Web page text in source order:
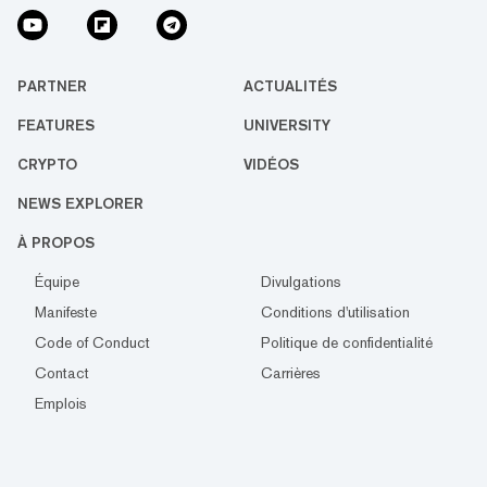
PARTNER ACTUALITÉS
FEATURES UNIVERSITY
CRYPTO VIDÉOS
NEWS EXPLORER
À PROPOS
Équipe
Divulgations
Manifeste
Conditions d'utilisation
Code of Conduct
Politique de confidentialité
Contact
Carrières
Emplois